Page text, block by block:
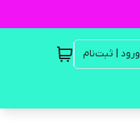
ورود | ثبت‌نام